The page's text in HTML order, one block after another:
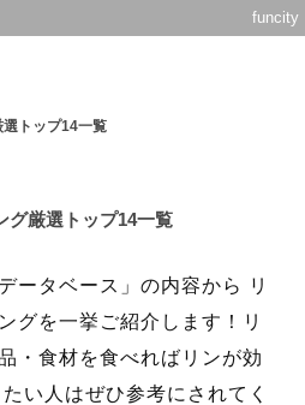
funcity
トップ14一覧
グ厳選トップ14一覧
ータベース」の内容から リ
グを一挙ご紹介します！リ
・食材を食べればリンが効
い人はぜひ参考にされてく